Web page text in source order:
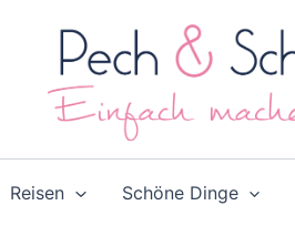
Reisen Schöne Dinge